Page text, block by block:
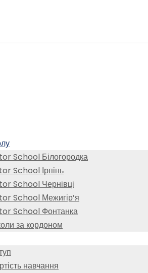
School Білогородка
School Ірпінь
School Чернівці
School Межигір’я
School Фонтанка
за кордоном
навчання